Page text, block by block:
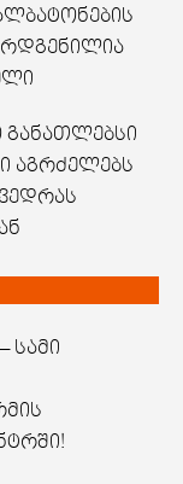
აგრძელებს
სამი